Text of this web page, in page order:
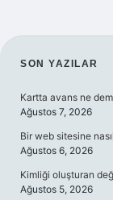
SON YAZILAR
Kartta avans ne
Ağustos 7, 2026
Bir web sitesine
Ağustos 6, 2026
Kimliği oluşturan
Ağustos 5, 2026